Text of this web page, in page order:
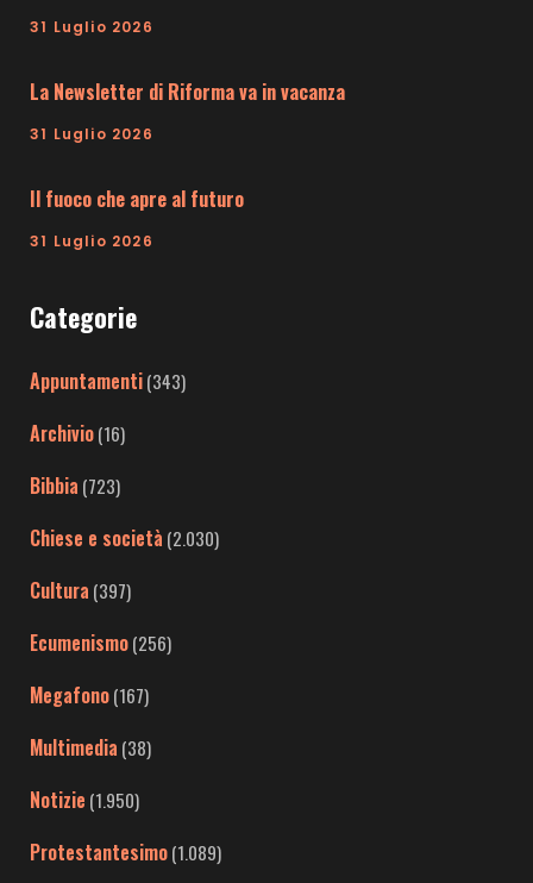
31 Luglio 2026
La Newsletter di Riforma va in vacanza
31 Luglio 2026
Il fuoco che apre al futuro
31 Luglio 2026
Categorie
Appuntamenti(343)
Archivio(16)
Bibbia (723)
Chiese e società (2.030)
Cultura (397)
Ecumenismo(256)
Megafono(167)
Multimedia (38)
Notizie (1.950)
Protestantesimo(1.089)